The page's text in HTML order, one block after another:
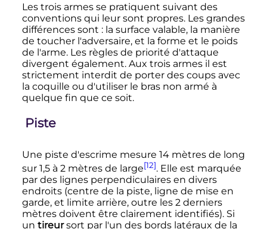
Les trois armes se pratiquent suivant des
conventions qui leur sont propres. Les grandes
différences sont : la surface valable, la manière
de toucher l'adversaire, et la forme et le poids
de l'arme. Les règles de priorité d'attaque
divergent également. Aux trois armes il est
strictement interdit de porter des coups avec
la coquille ou d'utiliser le bras non armé à
quelque fin que ce soit.
Piste
Une piste d'escrime mesure 14 mètresde long
sur 1,5 à 2 mètresde large[12]. Elle est marquée
par des lignes perpendiculaires en divers
endroits (centre de la piste, ligne de mise en
garde, et limite arrière, outre les 2 derniers
mètres doivent être clairement identifiés). Si
un tireursort par l'un des bords latéraux de la